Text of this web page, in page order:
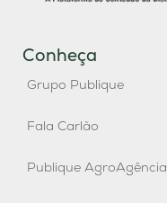
Conheça
Grupo Publique
Fala Carlão
Publique AgroAgência